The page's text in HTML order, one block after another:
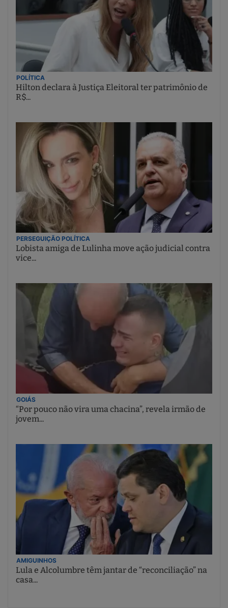
POLÍTICA
Hilton declara à Justiça Eleitoral ter patrimônio de
R$...
PERSEGUIÇÃO POLÍTICA
Lobista amiga de Lulinha move ação judicial contra
vice...
GOIÁS
“Por pouco não vira uma chacina”, revela irmão de
jovem...
AMIGUINHOS
Lula e Alcolumbre têm jantar de “reconciliação” na
casa...